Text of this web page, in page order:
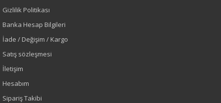
Yeşil
İlkbahar-Yaz
Gizlilik Politikası
Banka Hesap Bilgileri
İade / Değişim / Kargo
Satış sözleşmesi
İletişim
Hesabım
Sipariş Takibi